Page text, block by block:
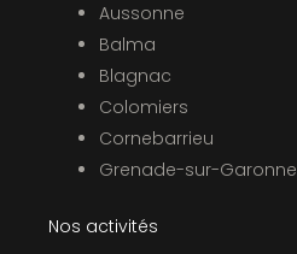
Aussonne
Balma
Blagnac
Colomiers
Cornebarrieu
Grenade-sur-Garonne
Nos activités